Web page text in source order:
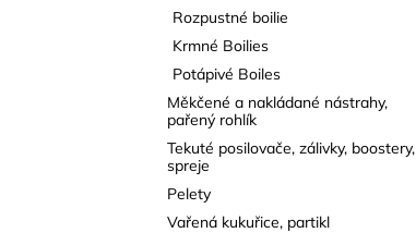
Rozpustné boilie
Krmné Boilies
Potápivé Boiles
Měkčené a nakládané nástrahy,
pařený rohlík
Tekuté posilovače, zálivky, boostery,
spreje
Pelety
Vařená kukuřice, partikl